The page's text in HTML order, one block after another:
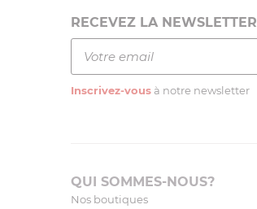
RECEVEZ LA NEWSLETTER
Inscrivez-vous à notre newsletter
QUI SOMMES-NOUS?
Nos boutiques